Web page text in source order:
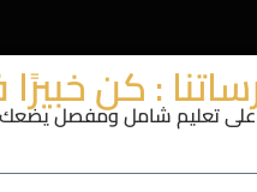
التالي
: كن
تعليم شامل ومفصل يضعك